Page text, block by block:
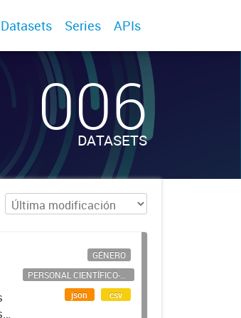
Datasets Series APIs
006
DATASETS
GÉNERO
PERSONAL CIENTÍFICO-TECNOLÓGICO
json
csv